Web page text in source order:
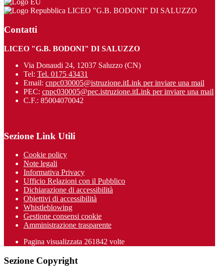
LICEO "G.B. BODONI" DI SALUZZO
Contatti
LICEO "G.B. BODONI" DI SALUZZO
Via Donaudi 24, 12037 Saluzzo (CN)
Tel: Tel. 0175 43431
Email: cnpc030005@istruzione.itLink per inviare una mail
PEC: cnpc030005@pec.istruzione.itLink per inviare una mail
C.F.: 85004070042
Sezione Link Utili
Cookie policy
Note legali
Informativa Privacy
Ufficio Relazioni con il Pubblico
Dichiarazione di accessibilità
Obiettivi di accessibilità
Whistleblowing
Gestione consensi cookie
Amministrazione trasparente
Pagina visualizzata 261842 volte
Sezione Copyright